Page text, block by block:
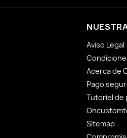
Aviso Legal
Acerca de
Pago
Tutoriel de
Sitemap